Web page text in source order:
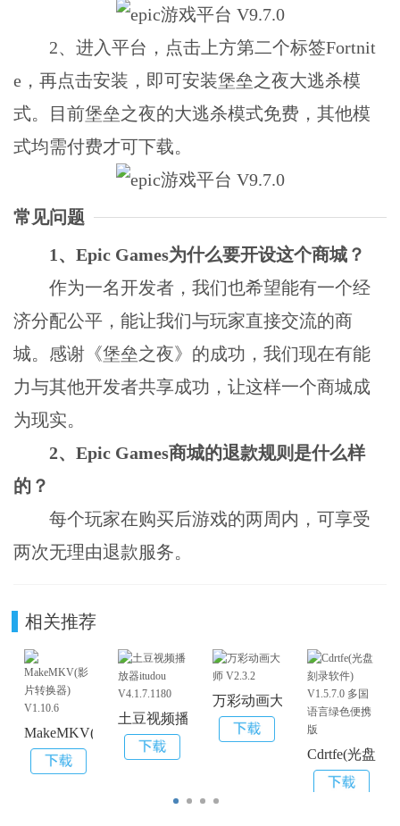
2、进入平台，点击上方第二个标签Fortnit
e，再点击安装，即可安装堡垒之夜大逃杀模
式。目前堡垒之夜的大逃杀模式免费，其他模
式均需付费才可下载。
常见问题
1、Epic Games为什么要开设这个商城？
作为一名开发者，我们也希望能有一个经
济分配公平，能让我们与玩家直接交流的商
城。感谢《堡垒之夜》的成功，我们现在有能
力与其他开发者共享成功，让这样一个商城成
为现实。
2、Epic Games商城的退款规则是什么样
的？
每个玩家在购买后游戏的两周内，可享受
两次无理由退款服务。
相关推荐
MakeMKV(影片转换器) V1.10.6
土豆视频播放器itudou V4.1.7.1180
万彩动画大师 V2.3.2
Cdrtfe(光盘刻